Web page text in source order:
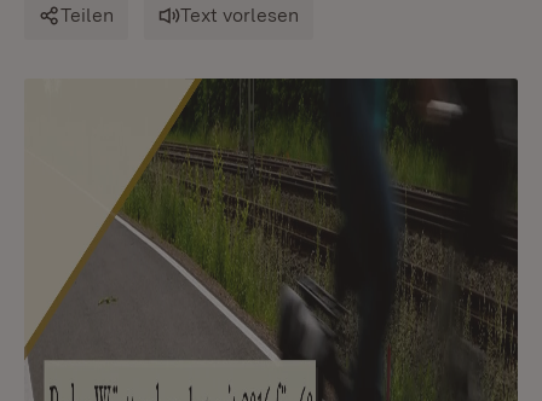
Teilen Text vorlesen